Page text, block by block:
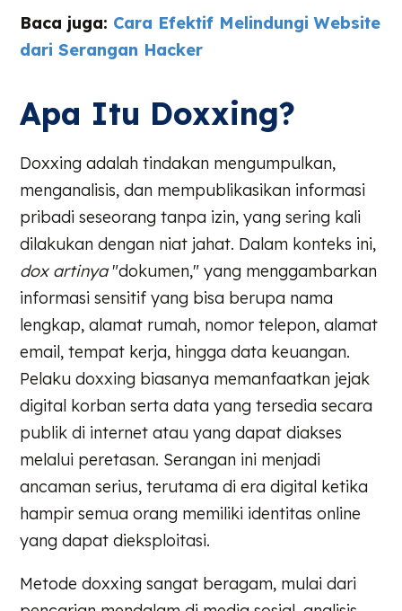
Baca juga: Cara Efektif Melindungi Website
dari Serangan Hacker
Apa Itu Doxxing?
Doxxing adalah tindakan mengumpulkan,
menganalisis, dan mempublikasikan informasi
pribadi seseorang tanpa izin, yang sering kali
dilakukan dengan niat jahat. Dalam konteks ini,
dox artinya"dokumen," yang menggambarkan
informasi sensitif yang bisa berupa nama
lengkap, alamat rumah, nomor telepon, alamat
email, tempat kerja, hingga data keuangan.
Pelaku doxxing biasanya memanfaatkan jejak
digital korban serta data yang tersedia secara
publik di internet atau yang dapat diakses
melalui peretasan. Serangan ini menjadi
ancaman serius, terutama di era digital ketika
hampir semua orang memiliki identitas online
yang dapat dieksploitasi.
Metode doxxing sangat beragam, mulai dari